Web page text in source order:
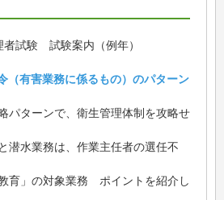
試験 試験案内（例年）
（有害業務に係るもの）のパターン
パターンで、衛生管理体制を攻略せ
潜水業務は、作業主任者の選任不
育」の対象業務 ポイントを紹介し